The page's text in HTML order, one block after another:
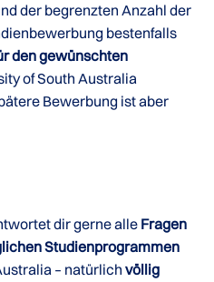
der begrenzten Anzahl der
bestenfalls
den gewünschten
of South Australia
Bewerbung ist aber
dir gerne alle Fragen
Studienprogrammen
– natürlichvöllig